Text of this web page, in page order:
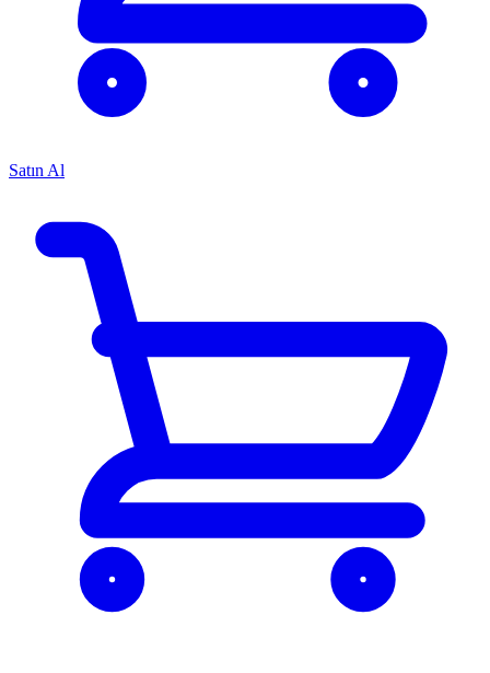
Satın Al